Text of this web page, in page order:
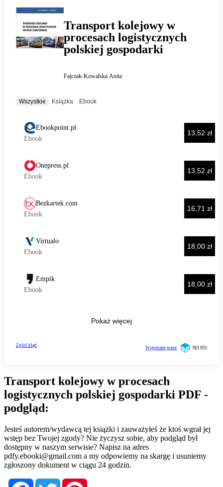
Transport kolejowy w procesach
logistycznych polskiej gospodarki PDF -
podgląd:
Jesteś autorem/wydawcą tej książki i zauważyłeś że ktoś wgrał jej
wstęp bez Twojej zgody? Nie życzysz sobie, aby podgląd był
dostępny w naszym serwisie? Napisz na adres
pdfy.ebooki@gmail.com a my odpowiemy na skargę i usuniemy
zgłoszony dokument w ciągu 24 godzin.
FacebookTwitter